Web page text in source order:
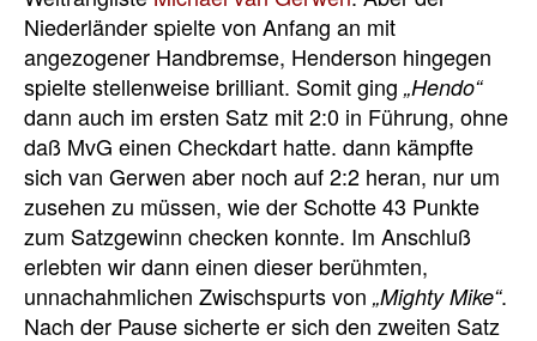
Niederländer spielte von Anfang an mit
angezogener Handbremse, Henderson hingegen
spielte stellenweise brilliant. Somit ging „Hendo“
dann auch im ersten Satz mit 2:0 in Führung, ohne
daß MvG einen Checkdart hatte. dann kämpfte
sich van Gerwen aber noch auf 2:2 heran, nur um
zusehen zu müssen, wie der Schotte 43 Punkte
zum Satzgewinn checken konnte. Im Anschluß
erlebten wir dann einen dieser berühmten,
unnachahmlichen Zwischspurts von „Mighty Mike“.
Nach der Pause sicherte er sich den zweiten Satz